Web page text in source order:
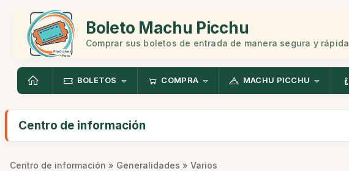
Boleto Machu Picchu
Comprar sus boletos de entrada de manera segura y rápida
BOLETOS COMPRA MACHU PICCHU
Centro de información
Centro de información » Generalidades » Varios